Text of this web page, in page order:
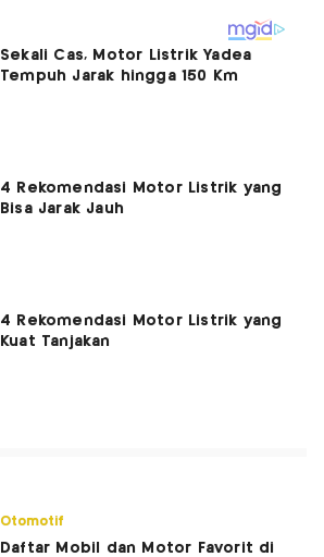
Sekali Cas, Motor Listrik Yadea
Tempuh Jarak hingga 150 Km
4 Rekomendasi Motor Listrik yang
Bisa Jarak Jauh
4 Rekomendasi Motor Listrik yang
Kuat Tanjakan
Otomotif
Daftar Mobil dan Motor Favorit di